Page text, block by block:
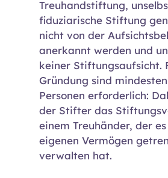
Treuhandstiftung,
fiduziarische Stiftung
nicht von der
anerkannt werden und
keiner Stiftungsaufsicht.
Gründung sind
Personen erforderlich:
der Stifter das
einem Treuhänder, der
eigenen Vermögen
verwalten hat.